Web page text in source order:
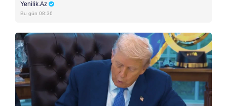
Yenilik.Az
Bu gün 08:36